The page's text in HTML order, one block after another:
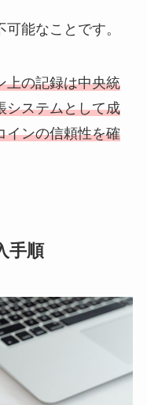
能なことです。
上の記録は中央統
システムとして成
インの信頼性を確
手順